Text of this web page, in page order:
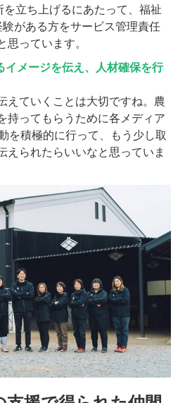
立ち上げるにあたって、福祉
がある方をサービス管理責任
思っています。
イメージを伝え、人材確保を行
えていくことは大切ですね。農
持ってもらうために各メディア
を積極的に行って、もう少し取
えられたらいいなと思っていま